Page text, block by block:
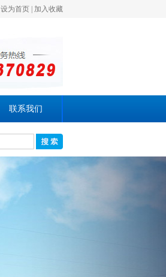
设为首页 加入收藏
联系我们